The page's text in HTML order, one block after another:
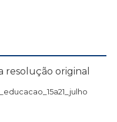
resolução original